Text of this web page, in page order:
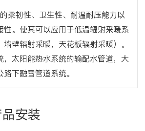
柔韧性、卫生性、耐温耐压能力以
性。使其可以应用于低温辐射采暖系
壁辐射采暖，天花板辐射采暖）。
，太阳能热水系统的输配水管道，大
下融雪管道系统。
安装